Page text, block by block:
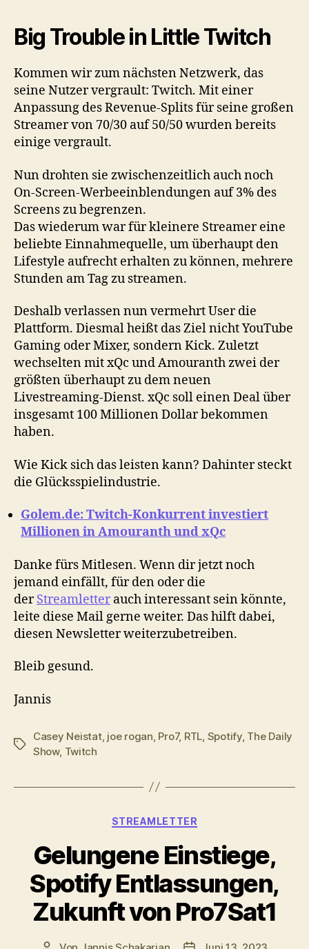
Big Trouble in Little Twitch
Kommen wir zum nächsten Netzwerk, das
seine Nutzer vergrault: Twitch. Mit einer
Anpassung des Revenue-Splits für seine großen
Streamer von 70/30 auf 50/50 wurden bereits
einige vergrault.
Nun drohten sie zwischenzeitlich auch noch
On-Screen-Werbeeinblendungen auf 3% des
Screens zu begrenzen.
Das wiederum war für kleinere Streamer eine
beliebte Einnahmequelle, um überhaupt den
Lifestyle aufrecht erhalten zu können, mehrere
Stunden am Tag zu streamen.
Deshalb verlassen nun vermehrt User die
Plattform. Diesmal heißt das Ziel nicht YouTube
Gaming oder Mixer, sondern Kick. Zuletzt
wechselten mit xQc und Amouranth zwei der
größten überhaupt zu dem neuen
Livestreaming-Dienst. xQc soll einen Deal über
insgesamt 100 Millionen Dollar bekommen
haben.
Wie Kick sich das leisten kann? Dahinter steckt
die Glücksspielindustrie.
Golem.de: Twitch-Konkurrent investiert
Millionen in Amouranth und xQc
Danke fürs Mitlesen. Wenn dir jetzt noch
jemand einfällt, für den oder die
derStreamletter auch interessant sein könnte,
leite diese Mail gerne weiter. Das hilft dabei,
diesen Newsletter weiterzubetreiben.
Bleib gesund.
Jannis
Schlagwörter
Casey Neistat, joe rogan, Pro7, RTL, Spotify, The Daily
Show, Twitch
Kategorien
STREAMLETTER
Gelungene Einstiege,
Spotify Entlassungen,
Zukunft von Pro7Sat1